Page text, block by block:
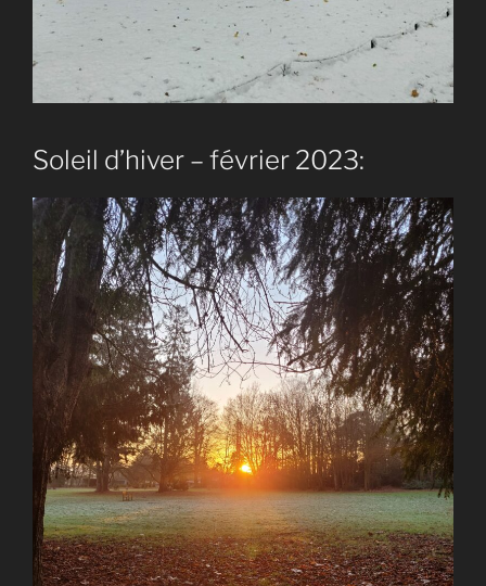
Soleil d’hiver – février 2023: